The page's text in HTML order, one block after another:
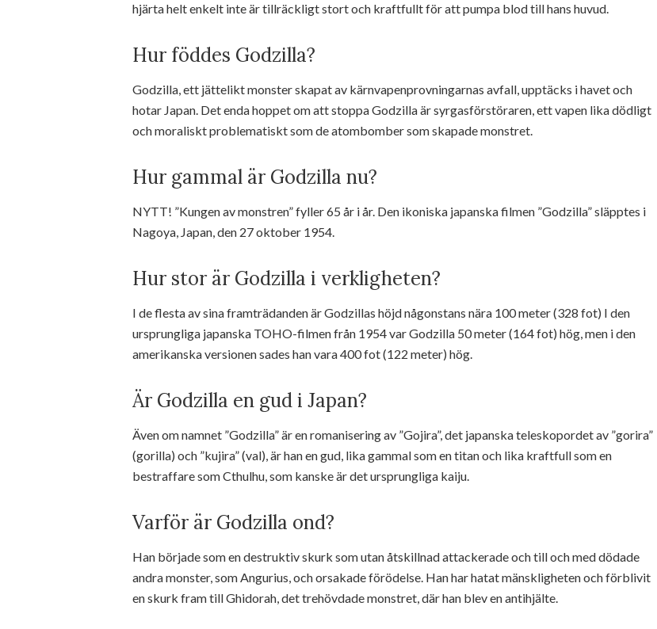
hjärta helt enkelt inte är tillräckligt stort och kraftfullt för att pumpa blod till hans huvud.
Hur föddes Godzilla?
Godzilla, ett jättelikt monster skapat av kärnvapenprovningarnas avfall, upptäcks i havet och
hotar Japan. Det enda hoppet om att stoppa Godzilla är syrgasförstöraren, ett vapen lika dödligt
och moraliskt problematiskt som de atombomber som skapade monstret.
Hur gammal är Godzilla nu?
NYTT! ”Kungen av monstren” fyller 65 år i år. Den ikoniska japanska filmen ”Godzilla” släpptes i
Nagoya, Japan, den 27 oktober 1954.
Hur stor är Godzilla i verkligheten?
I de flesta av sina framträdanden är Godzillas höjd någonstans nära 100 meter (328 fot) I den
ursprungliga japanska TOHO-filmen från 1954 var Godzilla 50 meter (164 fot) hög, men i den
amerikanska versionen sades han vara 400 fot (122 meter) hög.
Är Godzilla en gud i Japan?
Även om namnet ”Godzilla” är en romanisering av ”Gojira”, det japanska teleskopordet av ”gorira”
(gorilla) och ”kujira” (val), är han en gud, lika gammal som en titan och lika kraftfull som en
bestraffare som Cthulhu, som kanske är det ursprungliga kaiju.
Varför är Godzilla ond?
Han började som en destruktiv skurk som utan åtskillnad attackerade och till och med dödade
andra monster, som Angurius, och orsakade förödelse. Han har hatat mänskligheten och förblivit
en skurk fram till Ghidorah, det trehövdade monstret, där han blev en antihjälte.